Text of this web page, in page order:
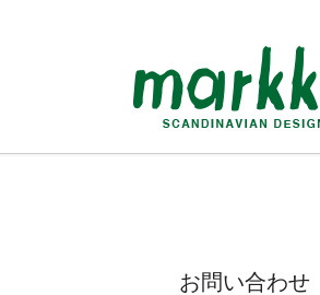
お問い合わせ